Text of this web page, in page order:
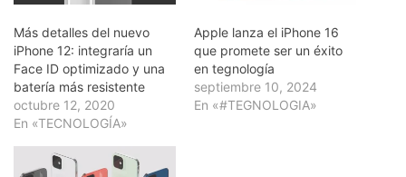
Más detalles del nuevo
iPhone 12: integraría un
Face ID optimizado y una
batería más resistente
octubre 12, 2020
En «TECNOLOGÍA»
Apple lanza el iPhone 16
que promete ser un éxito
en tegnología
septiembre 10, 2024
En «#TEGNOLOGIA»